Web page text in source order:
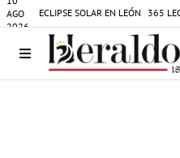
AGO
2026
ECLIPSE SOLAR EN LEÓN 365